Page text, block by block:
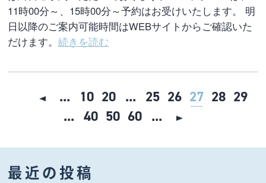
11時00分～、15時00分～予約はお受けいたします。 明
日以降のご案内可能時間はWEBサイトからご確認いた
だけます。続きを読む
... 10 20 ... 25 26 27 28 29
... 40 50 60 ...
最近の投稿